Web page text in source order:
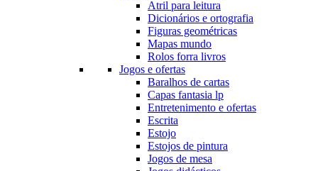
Atril para leitura
Dicionários e ortografia
Figuras geométricas
Mapas mundo
Rolos forra livros
Jogos e ofertas
Baralhos de cartas
Capas fantasia lp
Entretenimento e ofertas
Escrita
Estojo
Estojos de pintura
Jogos de mesa